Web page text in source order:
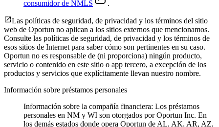
consumidor de NMLS .
Las políticas de seguridad, de privacidad y los términos del sitio
web de Oportun no aplican a los sitios externos que mencionamos.
Consulte las políticas de seguridad, de privacidad y los términos de
esos sitios de Internet para saber cómo son pertinentes en su caso.
Oportun no es responsable de (ni proporciona) ningún producto,
servicio o contenido en este sitio o app tercero, a excepción de los
productos y servicios que explícitamente llevan nuestro nombre.
Información sobre préstamos personales
Información sobre la compañía financiera: Los préstamos
personales en NM y WI son otorgados por Oportun Inc. En
los demás estados donde opera Oportun de AL, AK, AR, AZ,